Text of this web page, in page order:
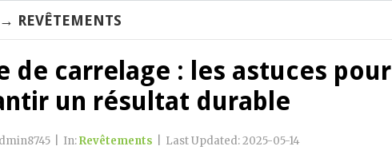
→ REVÊTEMENTS
de carrelage : les astuces pour
un résultat durable
In:Revêtements Last Updated:2025-05-14